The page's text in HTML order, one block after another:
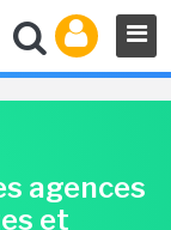
agences
et